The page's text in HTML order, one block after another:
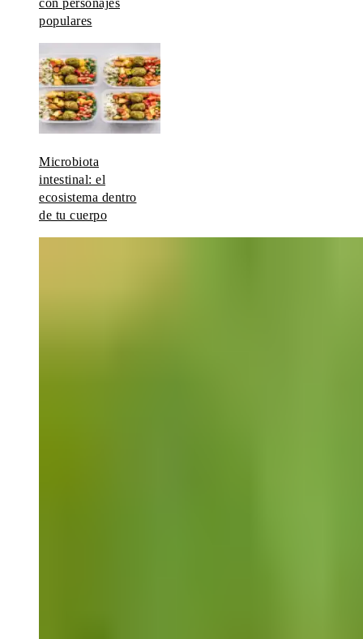
con personajes
populares
Microbiota
intestinal: el
ecosistema dentro
de tu cuerpo